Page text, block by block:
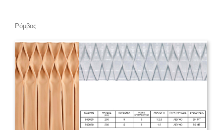
Ρόμβος